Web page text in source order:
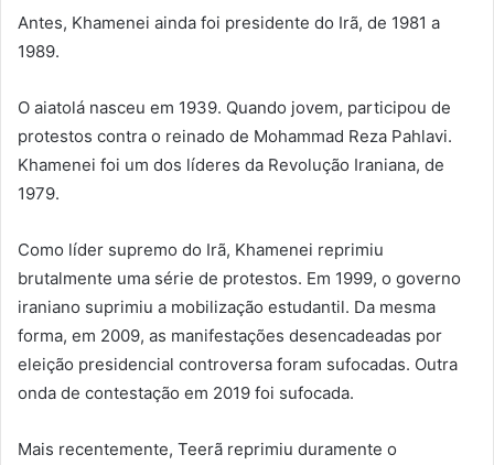
Antes, Khamenei ainda foi presidente do Irã, de 1981 a
1989.
O aiatolá nasceu em 1939. Quando jovem, participou de
protestos contra o reinado de Mohammad Reza Pahlavi.
Khamenei foi um dos líderes da Revolução Iraniana, de
1979.
Como líder supremo do Irã, Khamenei reprimiu
brutalmente uma série de protestos. Em 1999, o governo
iraniano suprimiu a mobilização estudantil. Da mesma
forma, em 2009, as manifestações desencadeadas por
eleição presidencial controversa foram sufocadas. Outra
onda de contestação em 2019 foi sufocada.
Mais recentemente, Teerã reprimiu duramente o